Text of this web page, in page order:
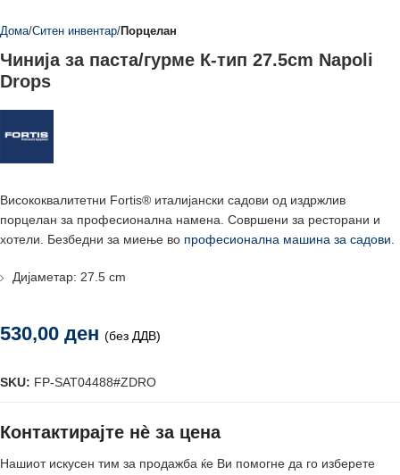
Дома Ситен инвентар Порцелан
Чинија за паста/гурме К-тип 27.5cm Napoli
Drops
Висококвалитетни Fortis® италијански садови од издржлив
порцелан за професионална намена. Совршени за ресторани и
хотели. Безбедни за миење во професионална машина за садови
Дијаметар: 27.5 cm
530,00 ден (без ДДВ)
SKU: FP-SAT04488#ZDRO
Контактирајте нè за цена
Нашиот искусен тим за продажба ќе Ви помогне да го изберете